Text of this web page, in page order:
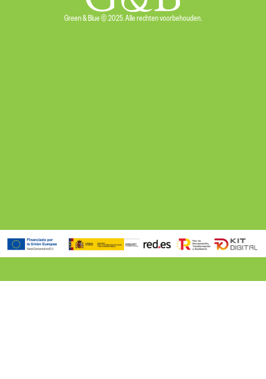
Green & Blue © 2025. Alle rechten voorbehouden.